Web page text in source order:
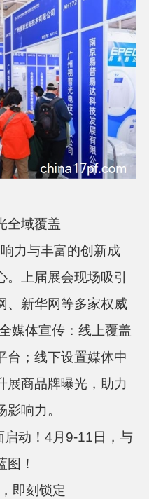
全域覆盖
力与丰富的创新成
上届展会现场吸引
、新华网等多家权威
媒体宣传：线上覆盖
台；线下设置媒体中
展商品牌曝光，助力
响力。
动！4月9-11日，与
图！
即刻锁定